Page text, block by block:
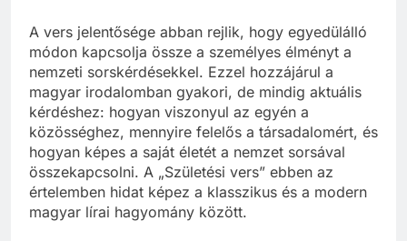
A vers jelentősége abban rejlik, hogy egyedülálló
módon kapcsolja össze a személyes élményt a
nemzeti sorskérdésekkel. Ezzel hozzájárul a
magyar irodalomban gyakori, de mindig aktuális
kérdéshez: hogyan viszonyul az egyén a
közösséghez, mennyire felelős a társadalomért, és
hogyan képes a saját életét a nemzet sorsával
összekapcsolni. A „Születési vers” ebben az
értelemben hidat képez a klasszikus és a modern
magyar lírai hagyomány között.